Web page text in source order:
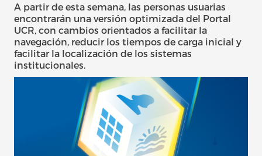
A partir de esta semana, las personas usuarias
encontrarán una versión optimizada del Portal
UCR, con cambios orientados a facilitar la
navegación, reducir los tiempos de carga inicial y
facilitar la localización de los sistemas
institucionales.